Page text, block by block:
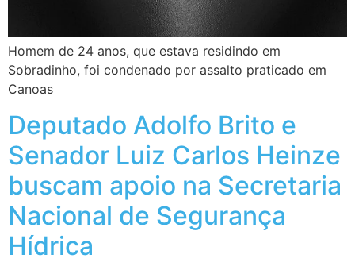
Homem de 24 anos, que estava residindo em
Sobradinho, foi condenado por assalto praticado em
Canoas
Deputado Adolfo Brito e
Senador Luiz Carlos Heinze
buscam apoio na Secretaria
Nacional de Segurança
Hídrica